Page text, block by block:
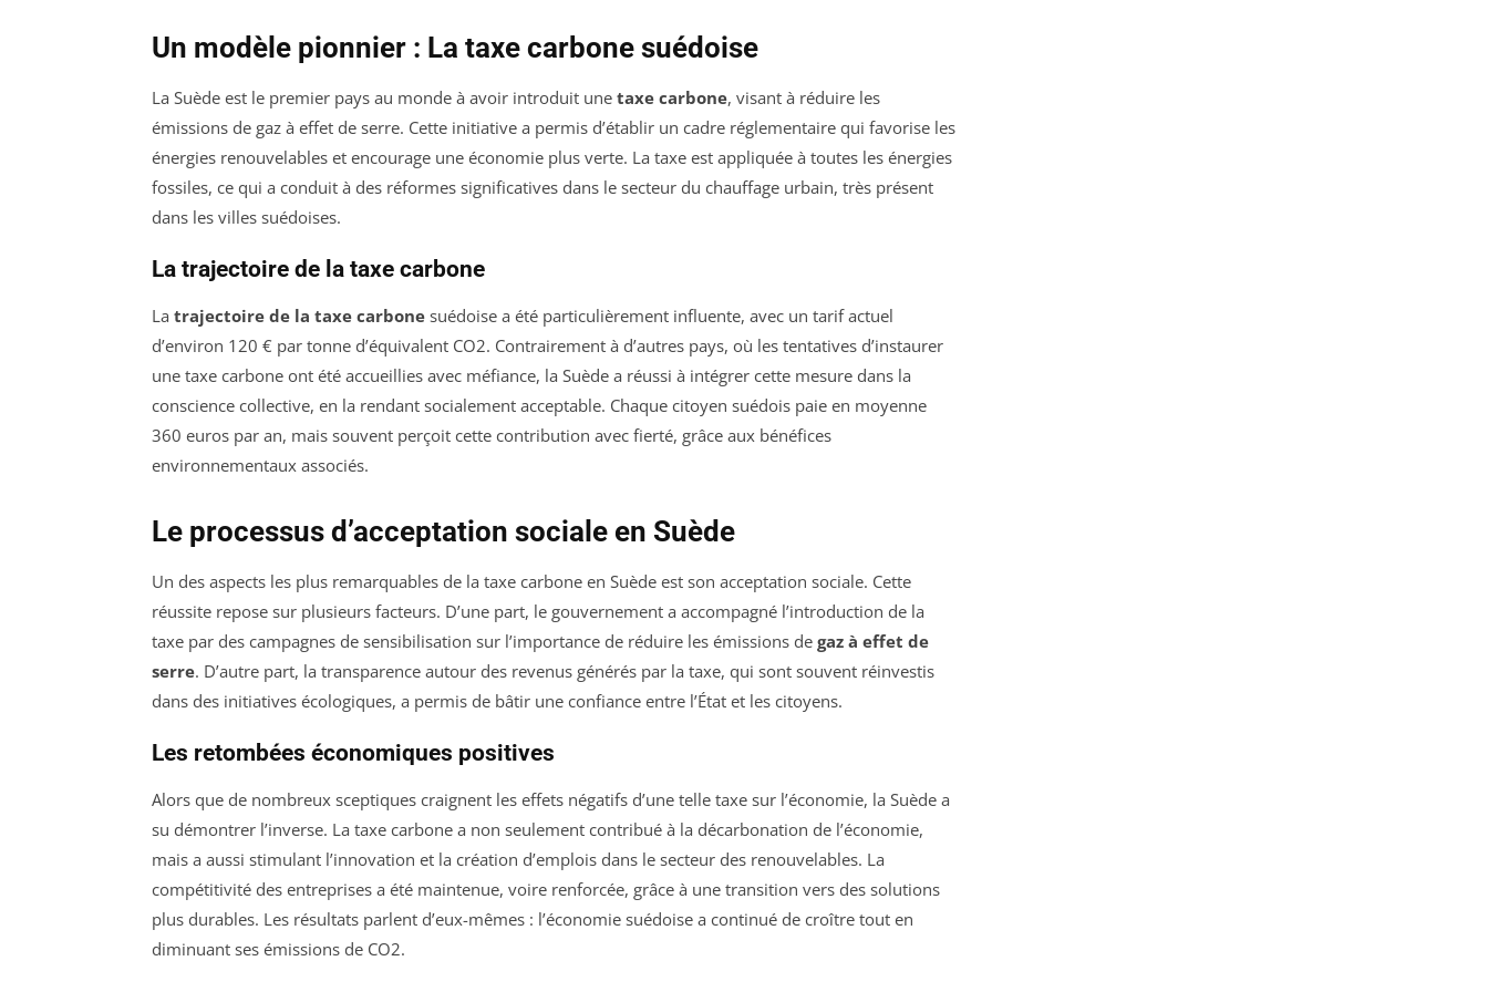
Un modèle pionnier : La taxe carbone suédoise
La Suède est le premier pays au monde à avoir introduit une taxe carbone, visant à réduire les
émissions de gaz à effet de serre. Cette initiative a permis d’établir un cadre réglementaire qui favorise les
énergies renouvelables et encourage une économie plus verte. La taxe est appliquée à toutes les énergies
fossiles, ce qui a conduit à des réformes significatives dans le secteur du chauffage urbain, très présent
dans les villes suédoises.
La trajectoire de la taxe carbone
La trajectoire de la taxe carbone suédoise a été particulièrement influente, avec un tarif actuel
d’environ 120 € par tonne d’équivalent CO2. Contrairement à d’autres pays, où les tentatives d’instaurer
une taxe carbone ont été accueillies avec méfiance, la Suède a réussi à intégrer cette mesure dans la
conscience collective, en la rendant socialement acceptable. Chaque citoyen suédois paie en moyenne
360 euros par an, mais souvent perçoit cette contribution avec fierté, grâce aux bénéfices
environnementaux associés.
Le processus d’acceptation sociale en Suède
Un des aspects les plus remarquables de la taxe carbone en Suède est son acceptation sociale. Cette
réussite repose sur plusieurs facteurs. D’une part, le gouvernement a accompagné l’introduction de la
taxe par des campagnes de sensibilisation sur l’importance de réduire les émissions de gaz à effet de
serre. D’autre part, la transparence autour des revenus générés par la taxe, qui sont souvent réinvestis
dans des initiatives écologiques, a permis de bâtir une confiance entre l’État et les citoyens.
Les retombées économiques positives
Alors que de nombreux sceptiques craignent les effets négatifs d’une telle taxe sur l’économie, la Suède a
su démontrer l’inverse. La taxe carbone a non seulement contribué à la décarbonation de l’économie,
mais a aussi stimulant l’innovation et la création d’emplois dans le secteur des renouvelables. La
compétitivité des entreprises a été maintenue, voire renforcée, grâce à une transition vers des solutions
plus durables. Les résultats parlent d’eux-mêmes : l’économie suédoise a continué de croître tout en
diminuant ses émissions de CO2.